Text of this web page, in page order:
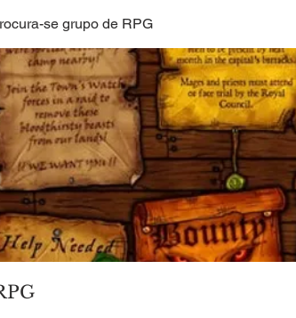
se grupo de RPG